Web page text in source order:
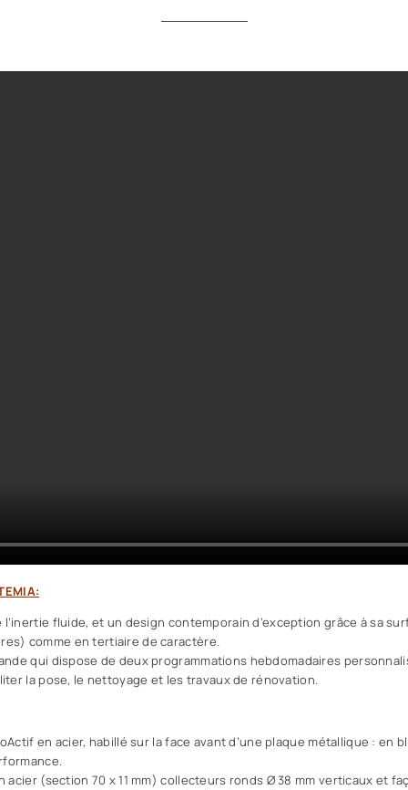
fluide, et un design contemporain d’exception grâce à sa
comme en tertiaire de caractère.
qui dispose de deux programmations hebdomadaires
la pose, le nettoyage et les travaux de rénovation.
en acier, habillé sur la face avant d’une plaque métallique : en
(section 70 x 11 mm) collecteurs ronds Ø 38 mm verticaux et